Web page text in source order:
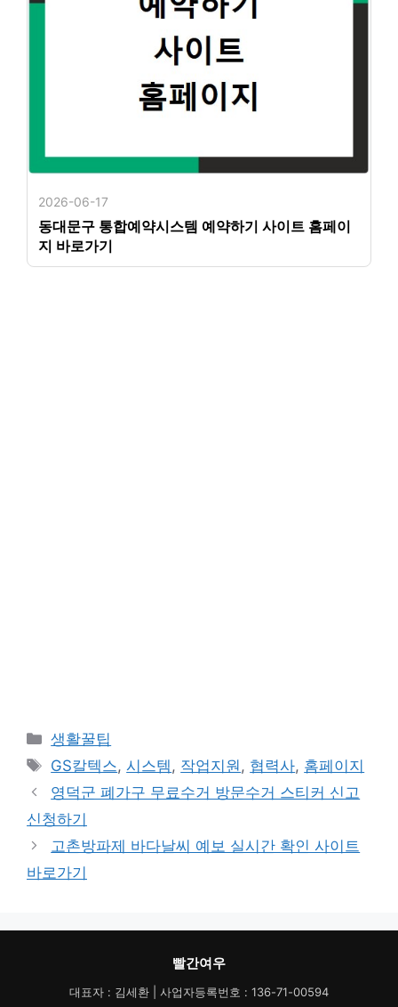
2026-06-17
동대문구 통합예약시스템 예약하기 사이트 홈페이
지 바로가기
카
테
리
생활꿀팁
태
그
GS칼텍스,시스템, 작업지원, 협력사, 홈페이지
영덕군 폐가구 무료수거 방문수거 스티커 신고
신청하기
고촌방파제 바다날씨 예보 실시간 확인 사이트
바로가기
빨간여우
대표자 : 김세환 | 사업자등록번호 : 136-71-00594